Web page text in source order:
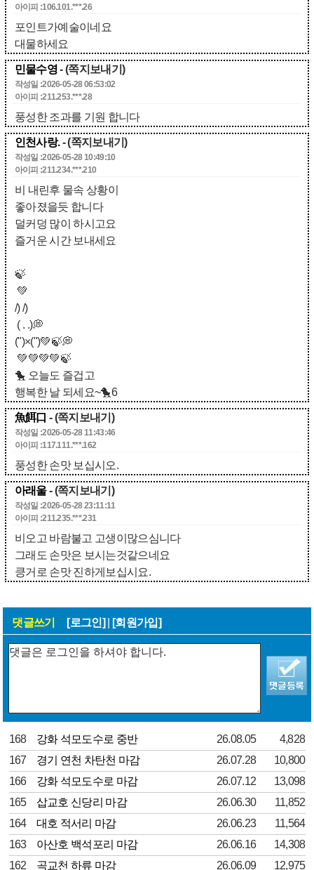
아이피 :106.101.***.26
포인트가예술이네요
대물하세요
민물수영- (쪽지보내기)
작성일 :2026-05-28 06:53:02
아이피 :211.253.***.28
풍성한 조과를 기원 합니다
인천사랑.- (쪽지보내기)
작성일 :2026-05-28 10:49:10
아이피 :211.234.***.210
비 내린후 물속 상황이
좋아졌을듯 합니다
덜커덩 많이 하시고요
즐거운 시간 보내세요
🍃
💚
/) /)
( . .)💭
(")×(")💚🍃💭
💚💚💚💚🍃
🐤 오늘도 즐겁고
행복한 날 되세요~🐤6
魚餌口 - (쪽지보내기)
작성일 :2026-05-28 11:43:46
아이피 :117.111.***.162
풍성한 손맛 보십시오.
아래울- (쪽지보내기)
작성일 :2026-05-28 23:11:11
아이피 :211.235.***.231
비오고 바람불고 고생이많으심니다
그래도 손맛은 보시는것같으네요
킁거로 손맛 진하게보십시요.
댓글쓰기 [로그인] [회원가입]
168 강화 석모도수로 중반 26.08.05
4,828
167
경기 연천 차탄천 마감 26.07.28
10,800
166
강화 석모도수로 마감 26.07.12
13,098
165
삽교호 신당리 마감 26.06.30
11,852
164
대호 적서리 마감 26.06.23
11,564
163
아산호 백석포리 마감 26.06.16
14,308
162
곡교천 하류 마감 26.06.09 12,975